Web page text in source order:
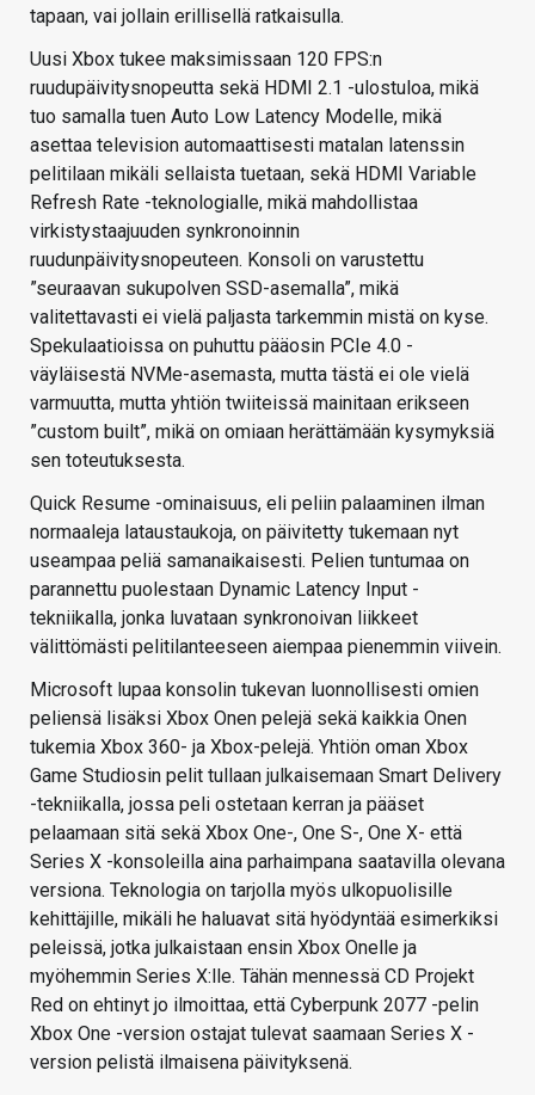
tapaan, vai jollain erillisellä ratkaisulla.
Uusi Xbox tukee maksimissaan 120 FPS:n
ruudupäivitysnopeutta sekä HDMI 2.1 -ulostuloa, mikä
tuo samalla tuen Auto Low Latency Modelle, mikä
asettaa television automaattisesti matalan latenssin
pelitilaan mikäli sellaista tuetaan, sekä HDMI Variable
Refresh Rate -teknologialle, mikä mahdollistaa
virkistystaajuuden synkronoinnin
ruudunpäivitysnopeuteen. Konsoli on varustettu
”seuraavan sukupolven SSD-asemalla”, mikä
valitettavasti ei vielä paljasta tarkemmin mistä on kyse.
Spekulaatioissa on puhuttu pääosin PCIe 4.0 -
väyläisestä NVMe-asemasta, mutta tästä ei ole vielä
varmuutta, mutta yhtiön twiiteissä mainitaan erikseen
”custom built”, mikä on omiaan herättämään kysymyksiä
sen toteutuksesta.
Quick Resume -ominaisuus, eli peliin palaaminen ilman
normaaleja lataustaukoja, on päivitetty tukemaan nyt
useampaa peliä samanaikaisesti. Pelien tuntumaa on
parannettu puolestaan Dynamic Latency Input -
tekniikalla, jonka luvataan synkronoivan liikkeet
välittömästi pelitilanteeseen aiempaa pienemmin viivein.
Microsoft lupaa konsolin tukevan luonnollisesti omien
peliensä lisäksi Xbox Onen pelejä sekä kaikkia Onen
tukemia Xbox 360- ja Xbox-pelejä. Yhtiön oman Xbox
Game Studiosin pelit tullaan julkaisemaan Smart Delivery
-tekniikalla, jossa peli ostetaan kerran ja pääset
pelaamaan sitä sekä Xbox One-, One S-, One X- että
Series X -konsoleilla aina parhaimpana saatavilla olevana
versiona. Teknologia on tarjolla myös ulkopuolisille
kehittäjille, mikäli he haluavat sitä hyödyntää esimerkiksi
peleissä, jotka julkaistaan ensin Xbox Onelle ja
myöhemmin Series X:lle. Tähän mennessä CD Projekt
Red on ehtinyt jo ilmoittaa, että Cyberpunk 2077 -pelin
Xbox One -version ostajat tulevat saamaan Series X -
version pelistä ilmaisena päivityksenä.